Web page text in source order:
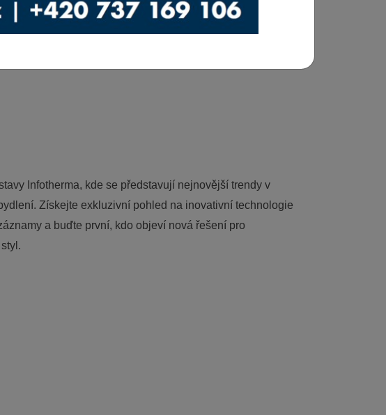
Infotherma, kde se představují nejnovější trendy v
Získejte exkluzivní pohled na inovativní technologie
a buďte první, kdo objeví nová řešení pro